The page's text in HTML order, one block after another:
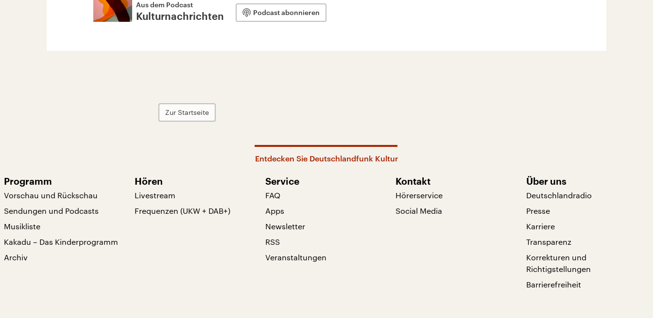
Aus dem Podcast
Kulturnachrichten Podcast abonnieren
Zur Startseite
Entdecken Sie Deutschlandfunk Kultur
Programm
Vorschau und Rückschau
Sendungen und Podcasts
Musikliste
Kakadu – Das Kinderprogramm
Archiv
Hören
Livestream
Frequenzen (UKW + DAB+)
Service
FAQ
Apps
Newsletter
RSS
Veranstaltungen
Kontakt
Hörerservice
Social Media
Über uns
Deutschlandradio
Presse
Karriere
Transparenz
Korrekturen und
Richtigstellungen
Barrierefreiheit